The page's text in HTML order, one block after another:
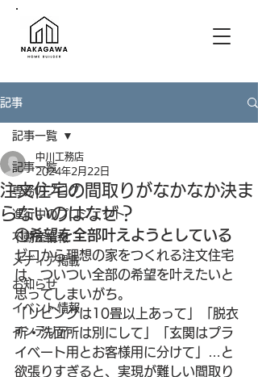
記事
記事一覧
専務のブログ
進行中のプロジェクト
不動産情報
メディア掲載
お知らせ
イベント情報
インテリア
記事一覧
注文住宅の間取りがなかなか決ま
らないのはなぜ？
中川工務店
2024年2月22日
①希望を全部叶えようとしている
ゼロから理想の家をつくれる注文住宅
は、ついつい全部の希望を叶えたいと
思ってしまいがち。
「リビングは10畳以上あって」「脱衣
所・洗面所は別にして」「玄関はプラ
イベート用とお客様用に分けて」…と
欲張りすぎると、実現が難しい間取り